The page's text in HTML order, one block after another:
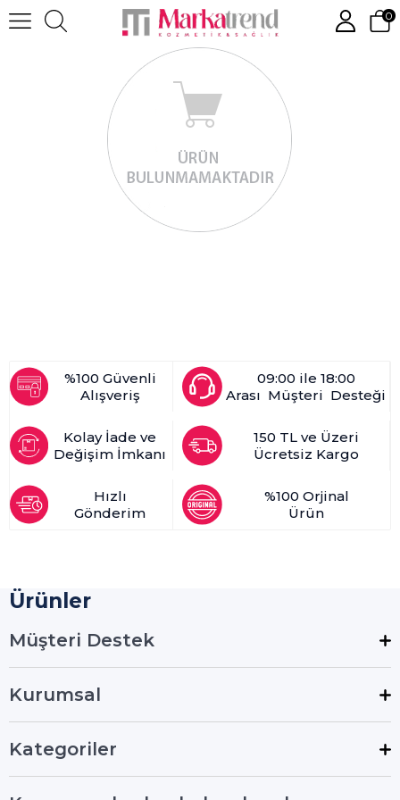
0
%100 Güvenli
Alışveriş
09:00 ile 18:00
Arası Müşteri Desteği
Kolay İade ve
Değişim İmkanı
150 TL ve Üzeri
Ücretsiz Kargo
Hızlı
Gönderim
%100 Orjinal
Ürün
Ürünler
Müşteri Destek
Kurumsal
Kategoriler